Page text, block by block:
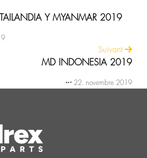
Y MYANMAR 2019
Suivant
MD INDONESIA 2019
22. novembre 2019